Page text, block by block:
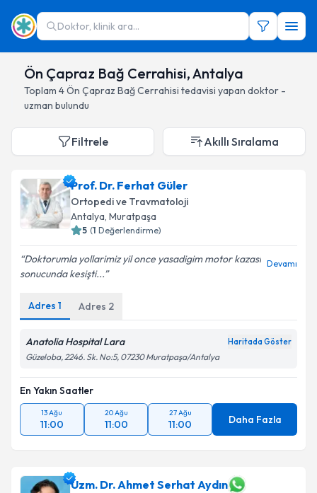
Doktor, klinik ara...
Ön Çapraz Bağ Cerrahisi, Antalya
Toplam 4Ön Çapraz Bağ Cerrahisi tedavisi yapan doktor -
uzman bulundu
Filtrele Akıllı Sıralama
Prof. Dr. Ferhat Güler
Ortopedi ve Travmatoloji
Antalya, Muratpaşa
5 (1 Değerlendirme)
Doktorumla yollarimiz yil once yasadigim motor kazasi
sonucunda kesişti...
Devamı
Adres 1 Adres 2
Anatolia Hospital Lara Haritada Göster
Güzeloba, 2246. Sk. No:5, 07230 Muratpaşa/Antalya
En Yakın Saatler
13 Ağu
11:00
20 Ağu
11:00
27 Ağu
11:00 Daha Fazla
Uzm. Dr. Ahmet Serhat Aydın